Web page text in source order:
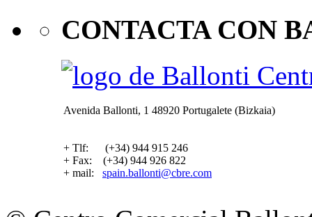
CONTACTA CON
Avenida Ballonti, 1 48920 Portugalete (Bizkaia)
+ Tlf: (+34) 944 915 246
+ Fax: (+34) 944 926 822
+ mail: spain.ballonti@cbre.com